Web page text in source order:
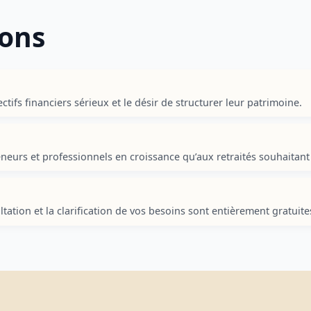
financiers sérieux et le désir de structurer leur patrimoine.
et professionnels en croissance qu’aux retraités
et la clarification de vos besoins sont entièrement